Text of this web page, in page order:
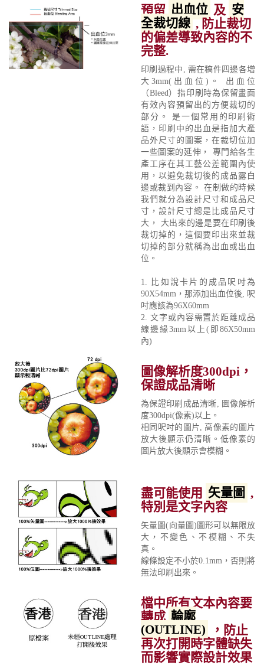
預留 出血位 及 安
全裁切線, 防止裁切
的偏差導致內容的不
完整.
印刷過程中, 需在稿件四邊各增
大3mm(出血位)。 出血位
（Bleed）指印刷時為保留畫面
有效內容預留出的方便裁切的
部分。 是一個常用的印刷術
語，印刷中的出血是指加大產
品外尺寸的圖案，在裁切位加
一些圖案的延伸， 專門給各生
產工序在其工藝公差範圍內使
用，以避免裁切後的成品露白
邊或裁到內容。 在制做的時候
我們就分為設計尺寸和成品尺
寸，設計尺寸總是比成品尺寸
大， 大出來的邊是要在印刷後
裁切掉的，這個要印出來並裁
切掉的部分就稱為出血或出血
位。
1. 比如說卡片的成品呎吋為
90X54mm，那添加出血位後, 呎
吋應該為96X60mm
2. 文字或內容需置於距離成品
線邊緣3mm以上(即86X50mm
內)
圖像解析度300dpi，
保證成品清晰
為保證印刷成品清晰, 圖像解析
度300dpi(像素)以上。
相同呎吋的圖片, 高像素的圖片
放大後顯示仍清晰。低像素的
圖片放大後顯示會模糊。
盡可能使用 矢量圖 ,
特別是文字內容
矢量圖(向量圖)圖形可以無限放
大，不變色、不模糊、不失
真。
線條設定不小於0.1mm，否則將
無法印刷出來。
檔中所有文本內容要
轉成 輪廓
(OUTLINE)
，防止
再次打開時字體缺失
而影響實際設計效果